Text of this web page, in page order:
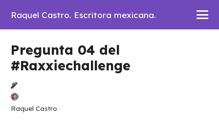
Raquel Castro. Escritora mexicana.
Pregunta 04 del
#Raxxiechallenge
Raquel Castro